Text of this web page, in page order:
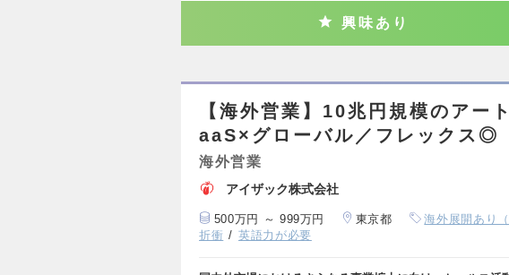
興味あり
【海外営業】10兆円規模のアー
aaS×グローバル／フレックス◎
海外営業
アイザック株式会社
500万円 ～ 999万円 東京都 海外展開あり
折衝
英語力が必要